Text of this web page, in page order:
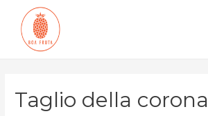
Taglio della corona